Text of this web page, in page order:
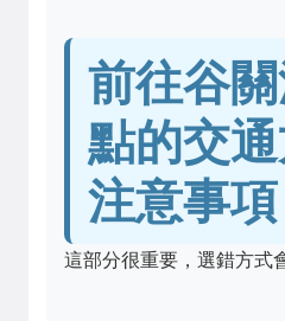
前往谷
點的交
注意事項
這部分很重要，選錯方式